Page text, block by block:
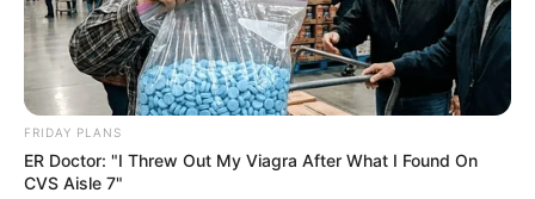
ΙΣΤΟΡΙΑ
Οι ενδείξεις ότι Κρητομυκηναίοι
ταξίδευαν Αμερική και Ευρώπη –
FRIDAY PLANS
ER Doctor: "I Threw Out My Viagra After What I Found On
CVS Aisle 7"